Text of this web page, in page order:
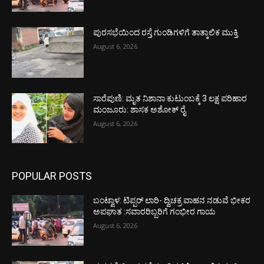
ಪುರಸಭೆಯಿಂದ ರಸ್ತೆ ಗುಂಡಿಗಳಿಗೆ ತಾತ್ಕಾಲಿಕ ಮುಕ್ತಿ
August 6, 2026
ಸಾರೆಪುಣಿ: ಮೃತ ನಿಶಾನಾ ಕುಟುಂಬಕ್ಕೆ 3 ಲಕ್ಷ ಪರಿಹಾರ
ಮಂಜೂರು: ಶಾಸಕ ಅಶೋಕ್ ರೈ
August 6, 2026
POPULAR POSTS
ಬಂಟ್ವಾಳ: ಟಿಪ್ಪರ್ ಲಾರಿ- ದ್ವಿಚಕ್ರ ವಾಹನ ನಡುವೆ ಭೀಕರ
ಅಪಘಾತ :ಸವಾರರಿಬ್ಬರಿಗೆ ಗಂಭೀರ ಗಾಯ
August 6, 2026